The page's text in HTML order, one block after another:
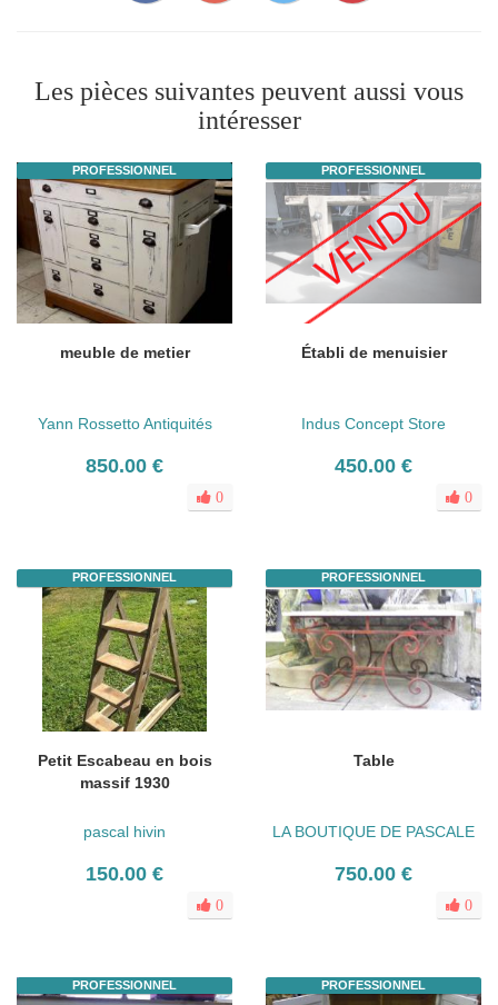
Les pièces suivantes peuvent aussi vous
intéresser
PROFESSIONNEL
meuble de metier
Yann Rossetto Antiquités
850.00 €
0
PROFESSIONNEL
Établi de menuisier
Indus Concept Store
450.00 €
0
PROFESSIONNEL
Petit Escabeau en bois
massif 1930
pascal hivin
150.00 €
0
PROFESSIONNEL
Table
LA BOUTIQUE DE PASCALE
750.00 €
0
PROFESSIONNEL PROFESSIONNEL